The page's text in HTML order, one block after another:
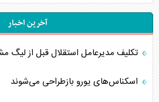
آخرین اخبار
تکلیف مدیرعامل استقلال قبل از
اسکناس‌های یورو بازطراحی می‌شوند